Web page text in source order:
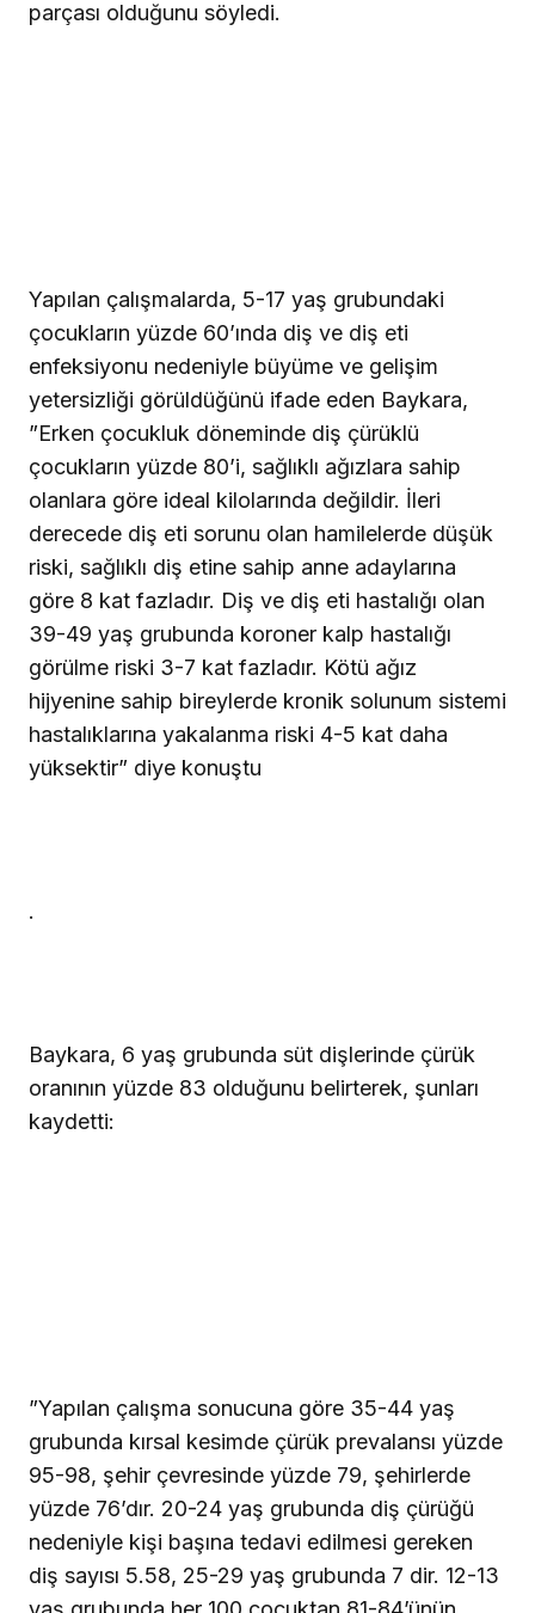
parçası olduğunu söyledi.
Yapılan çalışmalarda, 5-17 yaş grubundaki
çocukların yüzde 60’ında diş ve diş eti
enfeksiyonu nedeniyle büyüme ve gelişim
yetersizliği görüldüğünü ifade eden Baykara,
”Erken çocukluk döneminde diş çürüklü
çocukların yüzde 80’i, sağlıklı ağızlara sahip
olanlara göre ideal kilolarında değildir. İleri
derecede diş eti sorunu olan hamilelerde düşük
riski, sağlıklı diş etine sahip anne adaylarına
göre 8 kat fazladır. Diş ve diş eti hastalığı olan
39-49 yaş grubunda koroner kalp hastalığı
görülme riski 3-7 kat fazladır. Kötü ağız
hijyenine sahip bireylerde kronik solunum sistemi
hastalıklarına yakalanma riski 4-5 kat daha
yüksektir” diye konuştu
.
Baykara, 6 yaş grubunda süt dişlerinde çürük
oranının yüzde 83 olduğunu belirterek, şunları
kaydetti:
”Yapılan çalışma sonucuna göre 35-44 yaş
grubunda kırsal kesimde çürük prevalansı yüzde
95-98, şehir çevresinde yüzde 79, şehirlerde
yüzde 76’dır. 20-24 yaş grubunda diş çürüğü
nedeniyle kişi başına tedavi edilmesi gereken
diş sayısı 5.58, 25-29 yaş grubunda 7 dir. 12-13